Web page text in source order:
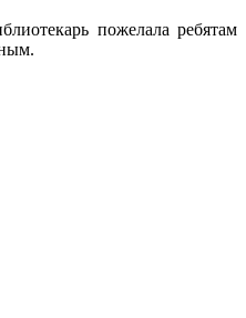
пожелала ребятам